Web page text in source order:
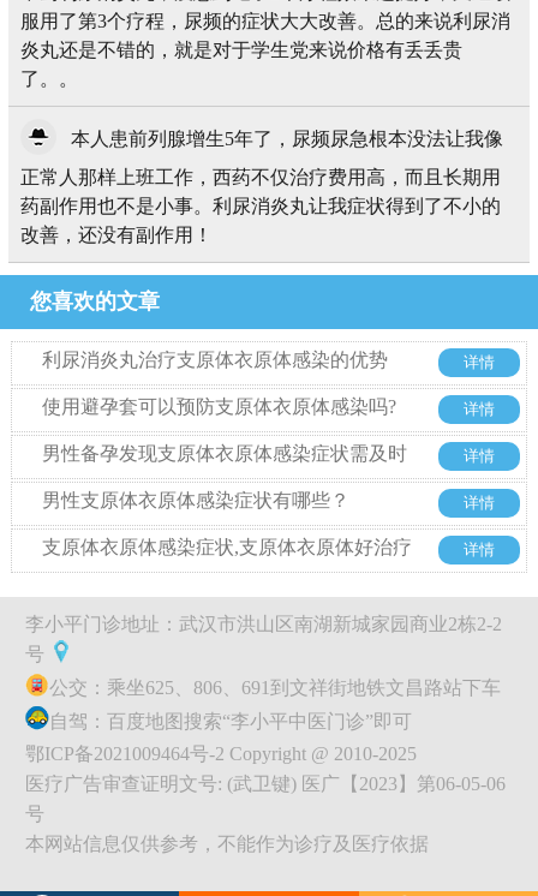
服用了第3个疗程，尿频的症状大大改善。总的来说利尿消
炎丸还是不错的，就是对于学生党来说价格有丢丢贵
了。。
本人患前列腺增生5年了，尿频尿急根本没法让我像
正常人那样上班工作，西药不仅治疗费用高，而且长期用
药副作用也不是小事。利尿消炎丸让我症状得到了不小的
改善，还没有副作用！
您喜欢的文章
利尿消炎丸治疗支原体衣原体感染的优势 详情
使用避孕套可以预防支原体衣原体感染吗? 详情
男性备孕发现支原体衣原体感染症状需及时
治疗
详情
男性支原体衣原体感染症状有哪些？ 详情
支原体衣原体感染症状,支原体衣原体好治疗
详情
李小平门诊地址：武汉市洪山区南湖新城家园商业2栋2-2
号
公交：乘坐625、806、691到文祥街地铁文昌路站下车
自驾：百度地图搜索“李小平中医门诊”即可
鄂ICP备2021009464号-2 Copyright @ 2010-2025
医疗广告审查证明文号: (武卫键) 医广【2023】第06-05-06
号
本网站信息仅供参考，不能作为诊疗及医疗依据